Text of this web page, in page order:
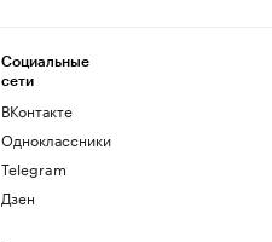
Социальные
сети
ВКонтакте
Одноклассники
Telegram
Дзен